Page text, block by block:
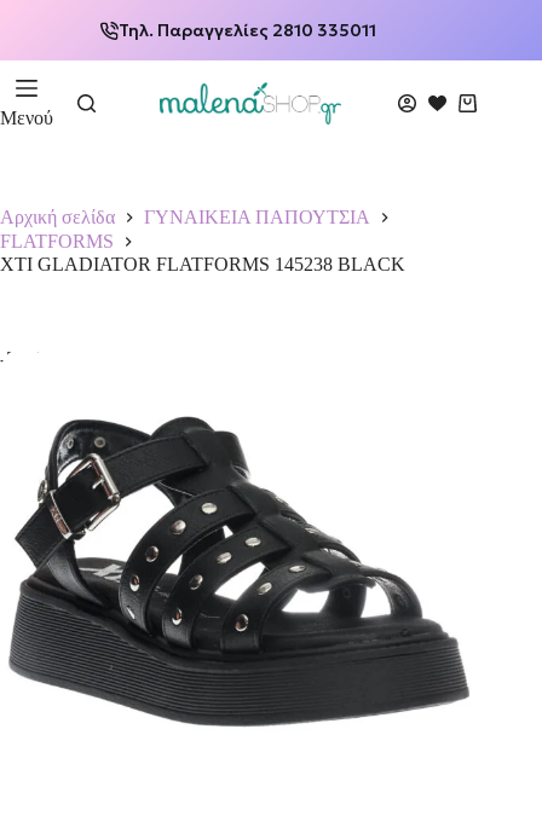
Τηλ. Παραγγελίες 2810 335011
Μενού
Αρχική σελίδα
ΓΥΝΑΙΚΕΙΑ ΠΑΠΟΥΤΣΙΑ
FLATFORMS
XTI GLADIATOR FLATFORMS 145238 BLACK
-50%